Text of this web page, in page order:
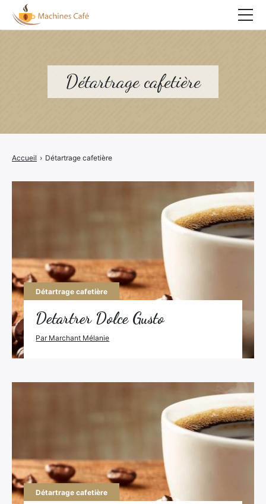
Détartrage cafetière
Accueil › Détartrage cafetière
Détartrage cafetière
Detartrer Dolce Gusto
Par Marchant Mélanie
Détartrage cafetière
Nespresso